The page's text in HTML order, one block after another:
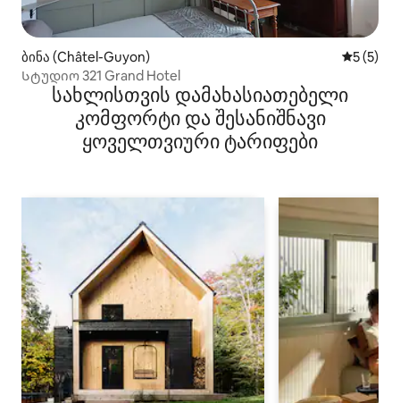
ბინა (Châtel-Guyon)
5 (5)
Სტუდიო 321 Grand Hotel
სახლისთვის დამახასიათებელი
კომფორტი და შესანიშნავი
ყოველთვიური ტარიფები